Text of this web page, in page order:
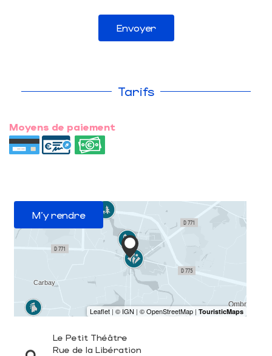
Envoyer
Tarifs
Moyens de paiement
M'y rendre
Le Petit Théâtre
Rue de la Libération